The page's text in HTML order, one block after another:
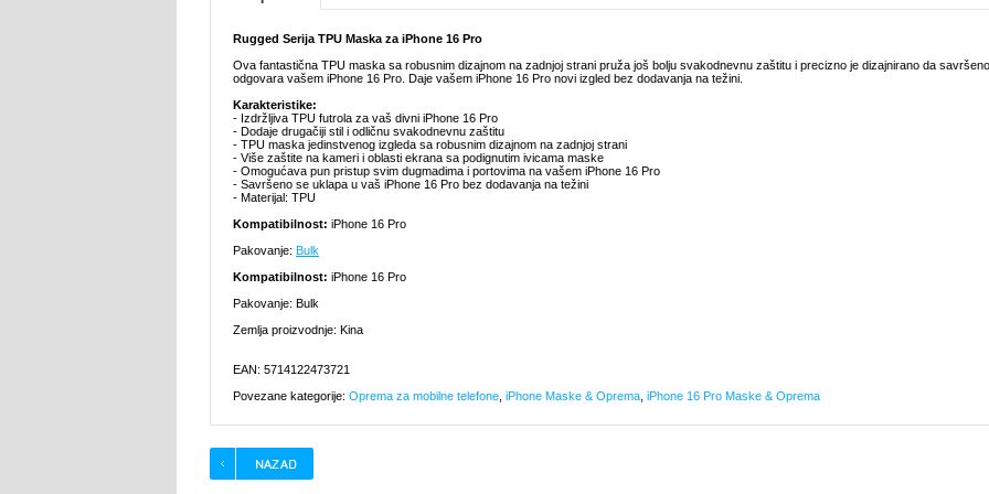
Rugged Serija TPU Maska za iPhone 16 Pro
Ova fantastična TPU maska sa robusnim dizajnom na zadnjoj strani pruža još bolju svakodnevnu zaštitu i precizno je dizajnirano da savršeno
odgovara vašem iPhone 16 Pro. Daje vašem iPhone 16 Pro novi izgled bez dodavanja na težini.
Karakteristike:
- Izdržljiva TPU futrola za vaš divni iPhone 16 Pro
- Dodaje drugačiji stil i odličnu svakodnevnu zaštitu
- TPU maska jedinstvenog izgleda sa robusnim dizajnom na zadnjoj strani
- Više zaštite na kameri i oblasti ekrana sa podignutim ivicama maske
- Omogućava pun pristup svim dugmadima i portovima na vašem iPhone 16 Pro
- Savršeno se uklapa u vaš iPhone 16 Pro bez dodavanja na težini
- Materijal: TPU
Kompatibilnost: iPhone 16 Pro
Pakovanje: Bulk
Kompatibilnost: iPhone 16 Pro
Pakovanje: Bulk
Zemlja proizvodnje: Kina
EAN: 5714122473721
Povezane kategorije: Oprema za mobilne telefone iPhone Maske & Oprema iPhone 16 Pro Maske & Oprema